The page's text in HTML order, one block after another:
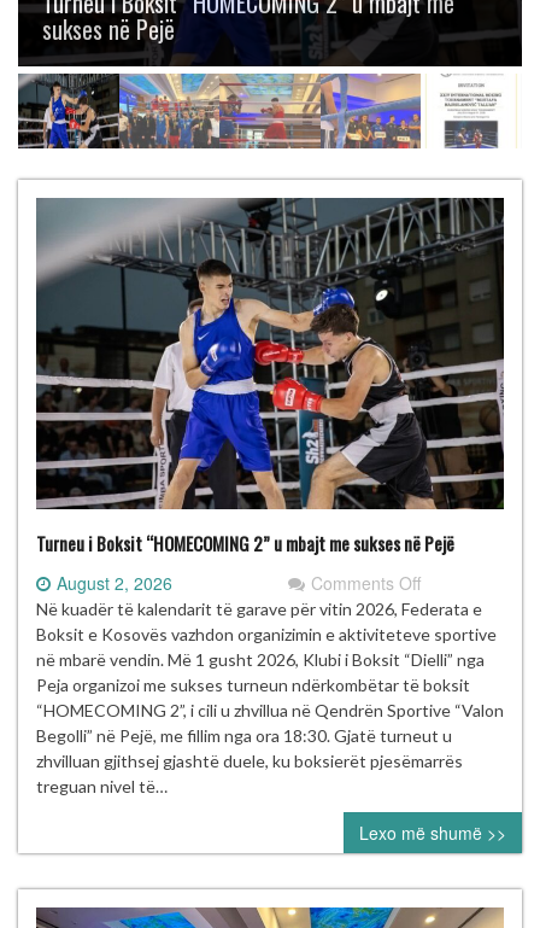
gjashtë medalje
Turneu i Boksit “HOMECOMING 2” u mbajt me sukses në Pejë
August 2, 2026 Comments Offon
Turneu
i
Boksit
2”
u
mbajt
sukses
në
Pejë
Në kuadër të kalendarit të garave për vitin 2026, Federata e
Boksit e Kosovës vazhdon organizimin e aktiviteteve sportive
në mbarë vendin. Më 1 gusht 2026, Klubi i Boksit “Dielli” nga
Peja organizoi me sukses turneun ndërkombëtar të boksit
“HOMECOMING 2”, i cili u zhvillua në Qendrën Sportive “Valon
Begolli” në Pejë, me fillim nga ora 18:30. Gjatë turneut u
zhvilluan gjithsej gjashtë duele, ku boksierët pjesëmarrës
treguan nivel të…
Lexo më shumë >>